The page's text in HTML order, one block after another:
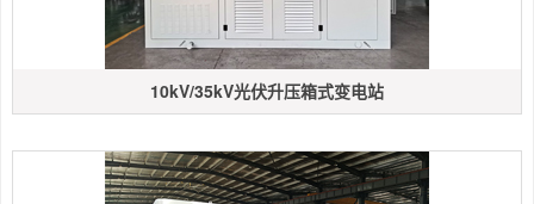
10kV/35kV光伏升压箱式变电站